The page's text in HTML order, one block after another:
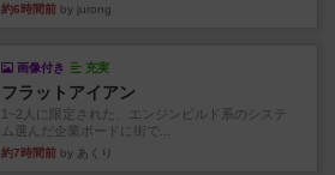
約6時間前 by jurong
画像付き 充実
フラットアイアン
1~2人に限定された、エンジンビルド系のシステ
ム選んだ企業ボードに街で...
約7時間前 by あくり